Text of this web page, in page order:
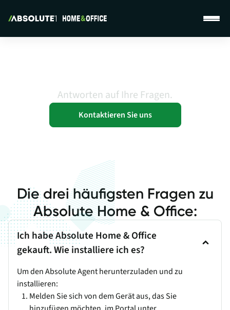
Absolute Home & Office Support Page
Antworten auf Ihre Fragen.
Kontaktieren Sie uns
Die drei häufigsten Fragen zu
Absolute Home & Office:
Ich habe Absolute Home & Office
gekauft. Wie installiere ich es?
Um den Absolute Agent herunterzuladen und zu
installieren:
Melden Sie sich von dem Gerät aus, das Sie